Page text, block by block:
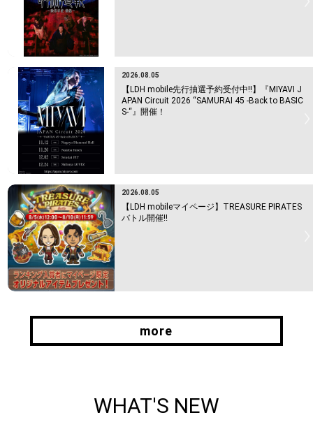
2026.08.05
【LDH mobile先行抽選予約受付中!!】『MIYAVI J
APAN Circuit 2026 “SAMURAI 45 -Back to BASIC
S-“』開催！
2026.08.05
【LDH mobileマイページ】TREASURE PIRATES
バトル開催!!
more
WHAT'S NEW